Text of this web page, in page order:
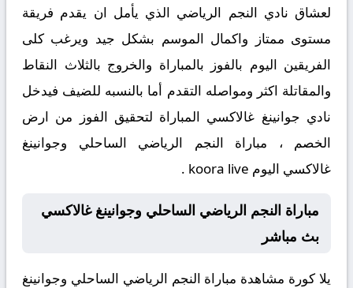
لعشاق نادي النجم الرياضي الذي يأمل ان يقدم فريقة
مستوى ممتاز واكمال الموسم بشكل جيد ويرغب كلى
الفريقين اليوم بالفوز بالمباراة والخروج بالثلاث النقاط
والمقاتلة اكثر ومواصله التقدم أما بالنسبه للضيف فيدخل
نادي جوانينغ غالاكسي المباراة لتحقيق الفوز من ارض
الخصم ، مباراة النجم الرياضي الساحلي وجوانينغ
غالاكسي اليوم koora live .
مباراة النجم الرياضي الساحلي وجوانينغ غالاكسي
بث مباشر
يلا كورة مشاهدة مباراة النجم الرياضي الساحلي وجوانينغ